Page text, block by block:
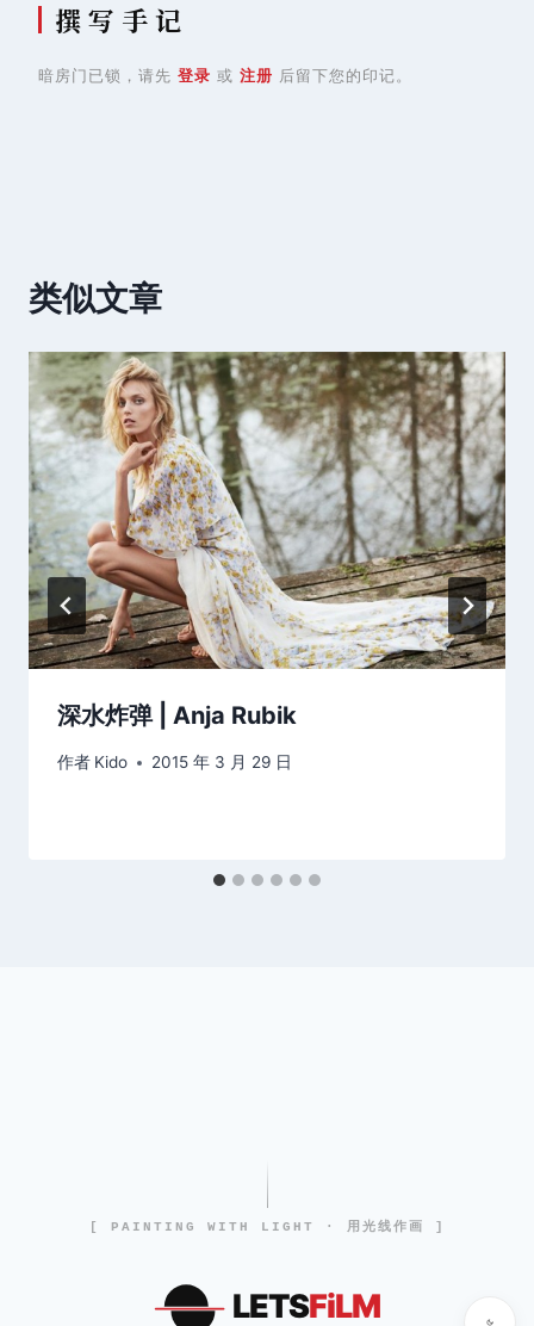
撰 写 手 记
暗房门已锁，请先 登录 或 注册 后留下您的印记。
类似文章
深水炸弹 | Anja Rubik
作者 Kido 2015 年 3 月 29 日
[ PAINTING WITH LIGHT · 用光线作画 ]
LETSFiLM